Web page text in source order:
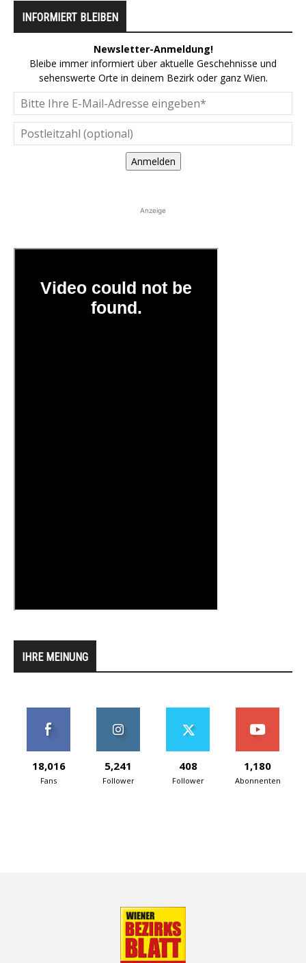
INFORMIERT BLEIBEN
Newsletter-Anmeldung!
Bleibe immer informiert über aktuelle Geschehnisse und
sehenswerte Orte in deinem Bezirk oder ganz Wien.
Anmelden
Anzeige
IHRE MEINUNG
18,016
Fans
5,241
Follower
408
Follower
1,180
Abonnenten